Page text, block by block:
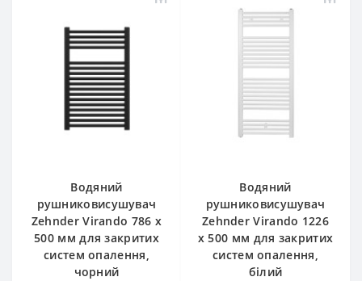
Водяний
рушниковисушувач
Zehnder Virando 786 x
500 мм для закритих
систем опалення,
чорний
Водяний
рушниковисушувач
Zehnder Virando 1226
x 500 мм для закритих
систем опалення,
білий